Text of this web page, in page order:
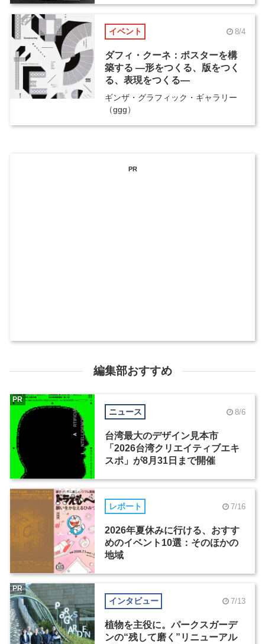
イベント 8/4
ダフィ・クーネ：ポスターを構
築する ―形をつくる、版をつく
る、表現をつくる―
ギンザ・グラフィック・ギャラリー
（ggg）
PR
編集部おすすめ
ニュース 8/6
台湾最大のデザイン見本市
「2026台湾クリエイティブエキ
スポ」が8月31日まで開催
PR
レポート 7/16
2026年夏休みに行ける、おすす
めのイベント10選：そのほかの
地域
インタビュー 7/13
植物を主役に。パークスガーデ
ンの“残して磨く”リニューアル
PR